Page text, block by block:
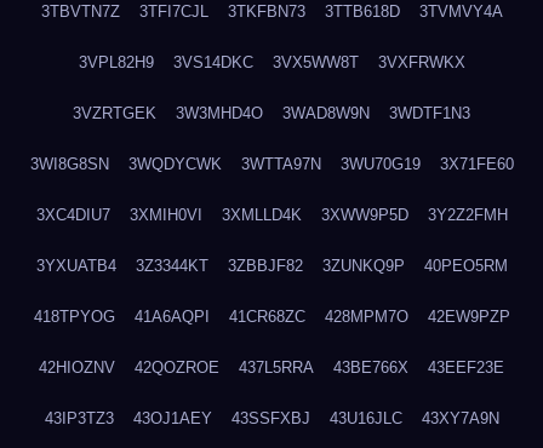
3TBVTN7Z 3TFI7CJL 3TKFBN73 3TTB618D 3TVMVY4A
3VPL82H9 3VS14DKC 3VX5WW8T 3VXFRWKX
3VZRTGEK 3W3MHD4O 3WAD8W9N 3WDTF1N3
3WI8G8SN 3WQDYCWK 3WTTA97N 3WU70G19 3X71FE60
3XC4DIU7 3XMIH0VI 3XMLLD4K 3XWW9P5D 3Y2Z2FMH
3YXUATB4 3Z3344KT 3ZBBJF82 3ZUNKQ9P 40PEO5RM
418TPYOG 41A6AQPI 41CR68ZC 428MPM7O 42EW9PZP
42HIOZNV 42QOZROE 437L5RRA 43BE766X 43EEF23E
43IP3TZ3 43OJ1AEY 43SSFXBJ 43U16JLC 43XY7A9N